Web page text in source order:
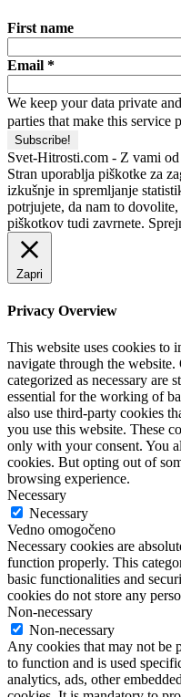
First name
Email *
We keep your data private
parties that make this service
Svet-Hitrosti.com - Z vami
Stran uporablja piškotke za
izkušnje in spremljanje
potrjujete, da nam to
piškotkov tudi zavrnete.
Zapri
Privacy Overview
This website uses cookies to
navigate through the website.
categorized as necessary are
essential for the working of
also use third-party cookies
you use this website. These
only with your consent. You
cookies. But opting out of
browsing experience.
Necessary
Necessary
Vedno omogočeno
Necessary cookies are
function properly. This
basic functionalities and
cookies do not store any
Non-necessary
Non-necessary
Any cookies that may not be
to function and is used
analytics, ads, other